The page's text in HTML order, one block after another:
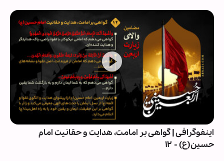
اینفوگرافی | گواهی بر امامت، هدایت و حقانیت امام
حسین(ع) - ۱۲